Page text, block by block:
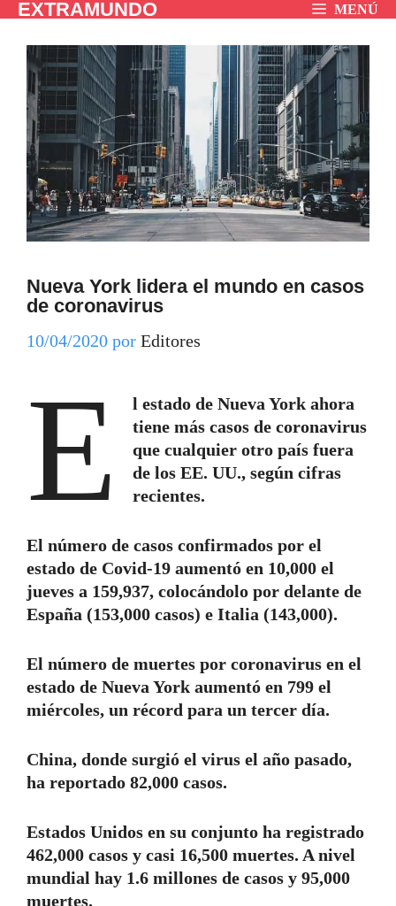
Saltar
contenido
EXTRAMUNDO MENÚ
Nueva York lidera el mundo en casos
de coronavirus
10/04/2020 por Editores
E
l estado de Nueva York ahora
tiene más casos de coronavirus
que cualquier otro país fuera
de los EE. UU., según cifras
recientes.
El número de casos confirmados por el
estado de Covid-19 aumentó en 10,000 el
jueves a 159,937, colocándolo por delante de
España (153,000 casos) e Italia (143,000).
El número de muertes por coronavirus en el
estado de Nueva York aumentó en 799 el
miércoles, un récord para un tercer día.
China, donde surgió el virus el año pasado,
ha reportado 82,000 casos.
Estados Unidos en su conjunto ha registrado
462,000 casos y casi 16,500 muertes. A nivel
mundial hay 1.6 millones de casos y 95,000
muertes.